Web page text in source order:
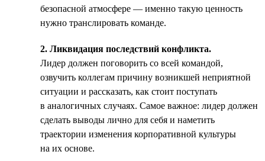
безопасной атмосфере — именно такую ценность
нужно транслировать команде.
2. Ликвидация последствий конфликта.
Лидер должен поговорить со всей командой,
озвучить коллегам причину возникшей неприятной
ситуации и рассказать, как стоит поступать
в аналогичных случаях. Самое важное: лидер должен
сделать выводы лично для себя и наметить
траектории изменения корпоративной культуры
на их основе.